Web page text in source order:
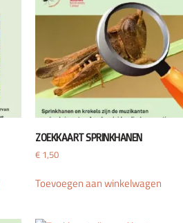
ZOEKKAART SPRINKHANEN
€ 1,50
Toevoegen aan winkelwagen